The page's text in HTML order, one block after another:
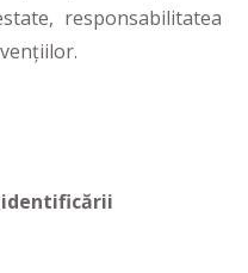
responsabilitatea